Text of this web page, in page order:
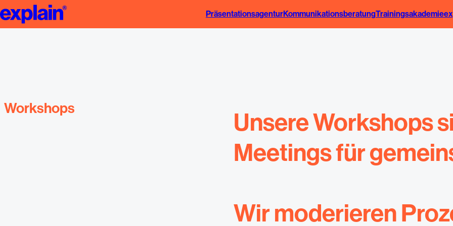
Workshops | explain PräsentationsagenturKommunikationsberatungTrainingsakademie
Workshops
Unsere Workshops
Meetings für
Wir moderieren